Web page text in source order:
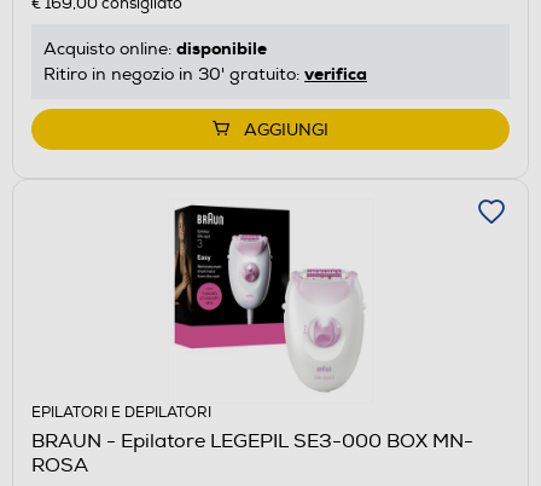
Acquisto online: disponibile
Ritiro in negozio in 30' gratuito: verifica
AGGIUNGI
EPILATORI E DEPILATORI
BRAUN - Epilatore LEGEPIL SE3-000 BOX MN-
ROSA